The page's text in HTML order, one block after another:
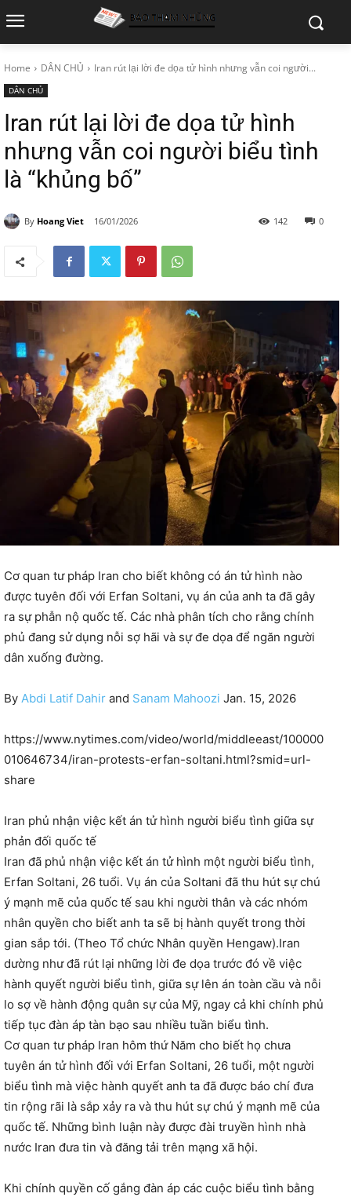
Home DÂN CHỦ Iran rút lại lời đe dọa tử hình nhưng vẫn coi người...
DÂN CHỦ
Iran rút lại lời đe dọa tử hình
nhưng vẫn coi người biểu tình
là “khủng bố”
By Hoang Viet 16/01/2026 0
142
Cơ quan tư pháp Iran cho biết không có án tử hình nào
được tuyên đối với Erfan Soltani, vụ án của anh ta đã gây
ra sự phẫn nộ quốc tế. Các nhà phân tích cho rằng chính
phủ đang sử dụng nỗi sợ hãi và sự đe dọa để ngăn người
dân xuống đường.
By Abdi Latif Dahir and Sanam Mahoozi Jan. 15, 2026
https://www.nytimes.com/video/world/middleeast/100000
010646734/iran-protests-erfan-soltani.html?smid=url-
share
Iran phủ nhận việc kết án tử hình người biểu tình giữa sự
phản đối quốc tế
Iran đã phủ nhận việc kết án tử hình một người biểu tình,
Erfan Soltani, 26 tuổi. Vụ án của Soltani đã thu hút sự chú
ý mạnh mẽ của quốc tế sau khi người thân và các nhóm
nhân quyền cho biết anh ta sẽ bị hành quyết trong thời
gian sắp tới. (Theo Tổ chức Nhân quyền Hengaw).Iran
dường như đã rút lại những lời đe dọa trước đó về việc
hành quyết người biểu tình, giữa sự lên án toàn cầu và nỗi
lo sợ về hành động quân sự của Mỹ, ngay cả khi chính phủ
tiếp tục đàn áp tàn bạo sau nhiều tuần biểu tình.
Cơ quan tư pháp Iran hôm thứ Năm cho biết họ chưa
tuyên án tử hình đối với Erfan Soltani, 26 tuổi, một người
biểu tình mà việc hành quyết anh ta đã được báo chí đưa
tin rộng rãi là sắp xảy ra và thu hút sự chú ý mạnh mẽ của
quốc tế. Những bình luận này được đài truyền hình nhà
nước Iran đưa tin và đăng tải trên mạng xã hội.
Khi chính quyền cố gắng đàn áp các cuộc biểu tình bằng